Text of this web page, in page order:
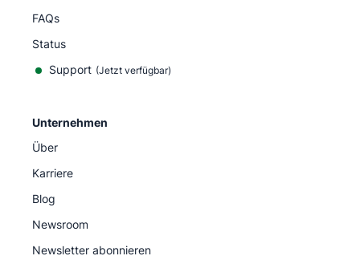
FAQs
Status
Support (Jetzt verfügbar)
Unternehmen
Über
Karriere
Blog
Newsroom
Newsletter abonnieren